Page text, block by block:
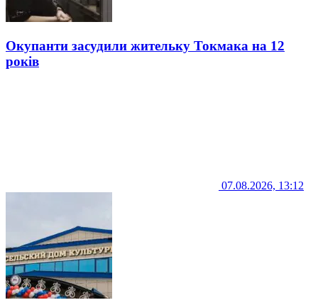
Окупанти засудили жительку Токмака на 12
років
07.08.2026, 13:12